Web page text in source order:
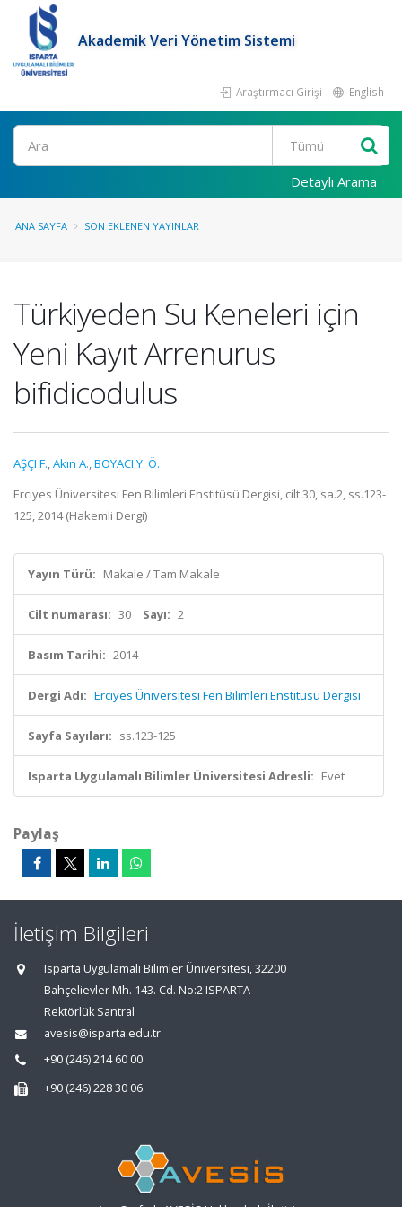
Akademik Veri Yönetim Sistemi
Araştırmacı Girişi English
Ara
Detaylı Arama
ANA SAYFA SON EKLENEN YAYINLAR
Türkiyeden Su Keneleri için
Yeni Kayıt Arrenurus
bifidicodulus
AŞÇI F.,Akın A.,BOYACI Y. Ö.
Erciyes Üniversitesi Fen Bilimleri Enstitüsü Dergisi, cilt.30, sa.2, ss.123-
125, 2014 (Hakemli Dergi)
Yayın Türü: Makale / Tam Makale
Cilt numarası: 30 Sayı: 2
Basım Tarihi: 2014
Dergi Adı: Erciyes Üniversitesi Fen Bilimleri Enstitüsü Dergisi
Sayfa Sayıları: ss.123-125
Isparta Uygulamalı Bilimler Üniversitesi Adresli: Evet
Paylaş
İletişim Bilgileri
Isparta Uygulamalı Bilimler Üniversitesi, 32200
Bahçelievler Mh. 143. Cd. No:2 ISPARTA
Rektörlük Santral
avesis@isparta.edu.tr
+90 (246) 214 60 00
+90 (246) 228 30 06